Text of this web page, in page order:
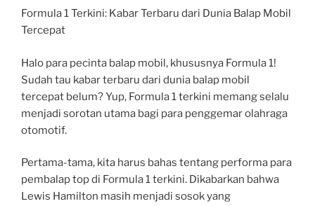
Formula 1 Terkini: Kabar Terbaru dari Dunia Balap Mobil
Tercepat
Halo para pecinta balap mobil, khususnya Formula 1!
Sudah tau kabar terbaru dari dunia balap mobil
tercepat belum? Yup, Formula 1 terkini memang selalu
menjadi sorotan utama bagi para penggemar olahraga
otomotif.
Pertama-tama, kita harus bahas tentang performa para
pembalap top di Formula 1 terkini. Dikabarkan bahwa
Lewis Hamilton masih menjadi sosok yang